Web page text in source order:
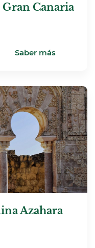
Gran Canaria
Saber más
Azahara